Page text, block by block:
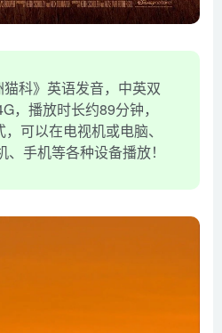
科》英语发音，中英双
，播放时长约89分钟，
可以在电视机或电脑、
手机等各种设备播放！